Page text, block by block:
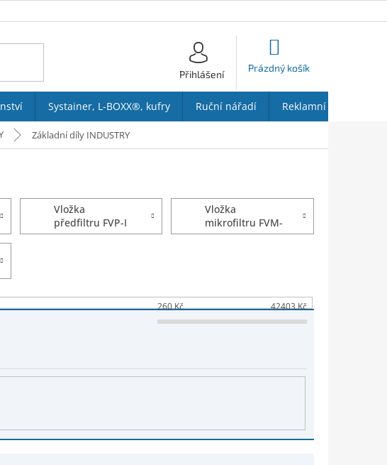
Přihlášení
Prázdný košík
Systainer, L-BOXX®, kufry Ruční nářadí Reklamní předměty
Základní díly INDUSTRY
Vložka
předfiltru FVP-I
1 µm
Vložka
mikrofiltru FVM-
I 0,01 µm
260Kč 42403Kč